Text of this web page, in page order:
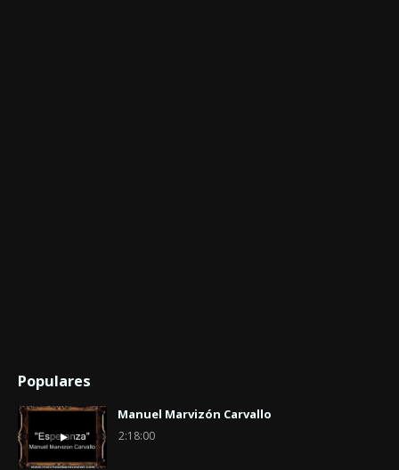
Populares
Manuel Marvizón Carvallo
2:18:00